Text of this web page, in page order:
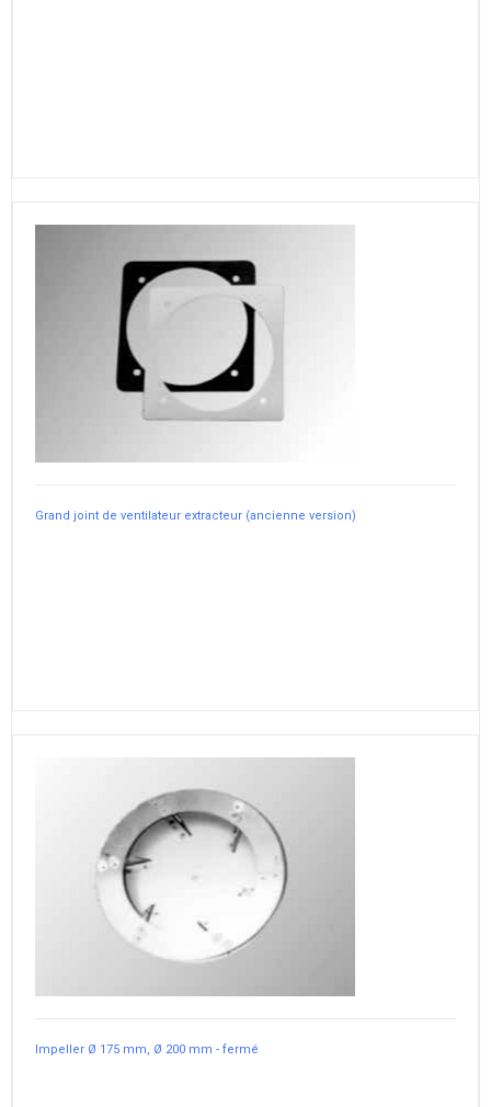
Grand joint de ventilateur extracteur (ancienne version)
Impeller Ø 175 mm, Ø 200 mm - fermé